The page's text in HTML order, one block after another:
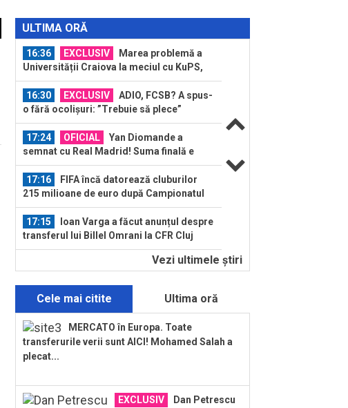
ULTIMA ORĂ
5.000.000€ care l-a dezamăgit pe Victor
Pițurcă: ”Nu știu ce s-a...
16:36
EXCLUSIV
Marea problemă a
Universității Craiova la meciul cu KuPS,
din Europa League...
16:30
EXCLUSIV
ADIO, FCSB? A spus-
o fără ocolișuri: ”Trebuie să plece”
17:24 OFICIAL
Yan Diomande a
semnat cu Real Madrid! Suma finală e
uriașă
17:16
FIFA încă datorează cluburilor
215 milioane de euro după Campionatul
Mondial al...
17:15
Ioan Varga a făcut anunțul despre
transferul lui Billel Omrani la CFR Cluj
Dur! România a pierdut la scor în
17:07
MM Stoica, convins când a văzut
ce ”nebunie” a făcut fiica sa Teodora: ”Am
fost...
Vezi ultimele ştiri
Cele mai citite Ultima oră
MERCATO în Europa. Toate
transferurile verii sunt AICI! Mohamed Salah a
plecat...
EXCLUSIV
Dan Petrescu